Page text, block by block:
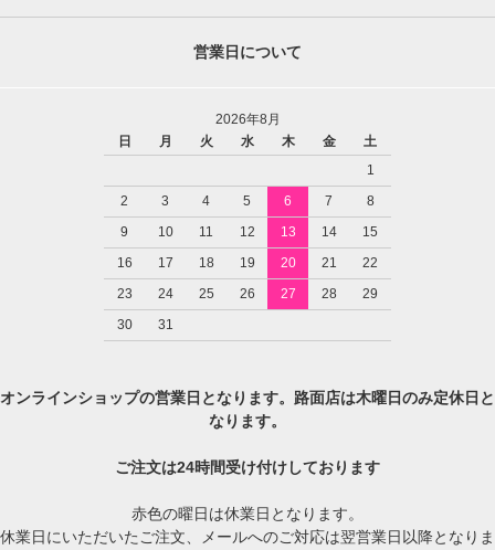
営業日について
2026年8月
日
月 火 水 木 金
土
1
2
3 4 5 6 7
8
9
10 11 12 13 14
15
16
17 18 19 20 21
22
23
24 25 26 27 28
29
30
31
オンラインショップの営業日となります。路面店は木曜日のみ定休日と
なります。
ご注文は24時間受け付けしております
赤色の曜日は休業日となります。
休業日にいただいたご注文、メールへのご対応は翌営業日以降となりま